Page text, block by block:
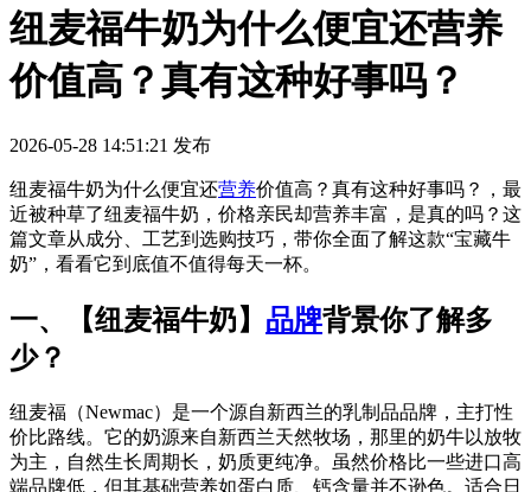
纽麦福牛奶为什么便宜还营养
价值高？真有这种好事吗？
2026-05-28 14:51:21 发布
纽麦福牛奶为什么便宜还营养价值高？真有这种好事吗？，最
近被种草了纽麦福牛奶，价格亲民却营养丰富，是真的吗？这
篇文章从成分、工艺到选购技巧，带你全面了解这款“宝藏牛
奶”，看看它到底值不值得每天一杯。
一、【纽麦福牛奶】 品牌背景你了解多
少？
纽麦福（Newmac）是一个源自新西兰的乳制品品牌，主打性
价比路线。它的奶源来自新西兰天然牧场，那里的奶牛以放牧
为主，自然生长周期长，奶质更纯净。虽然价格比一些进口高
端品牌低，但其基础营养如蛋白质、钙含量并不逊色。适合日